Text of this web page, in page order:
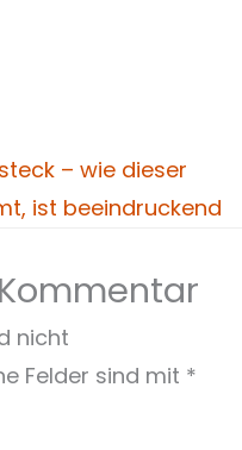
– wie dieser
ist beeindruckend
nicht
Felder sind mit *